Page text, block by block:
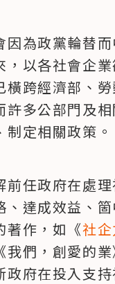
為政黨輪替
以各社會企
跨經濟部、
多公部門及
定相關政策。
任政府在處
達成效益、
著作，如《社企
我們，創愛的
府在投入支